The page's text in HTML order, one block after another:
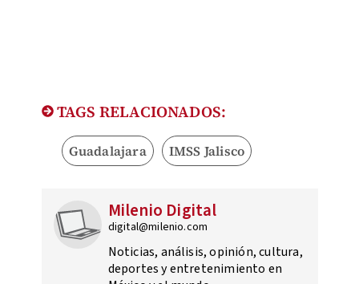
TAGS RELACIONADOS:
Guadalajara IMSS Jalisco
Milenio Digital
digital@milenio.com
Noticias, análisis, opinión, cultura,
deportes y entretenimiento en